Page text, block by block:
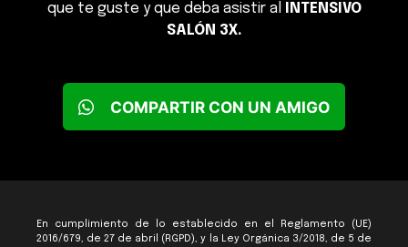
que te guste y que deba asistir al
INTENSIVO
SALÓN 3X.
COMPARTIR CON UN AMIGO
En cumplimiento de lo establecido en el Reglamento (UE)
2016/679, de 27 de abril (RGPD), y la Ley Orgánica 3/2018, de 5 de